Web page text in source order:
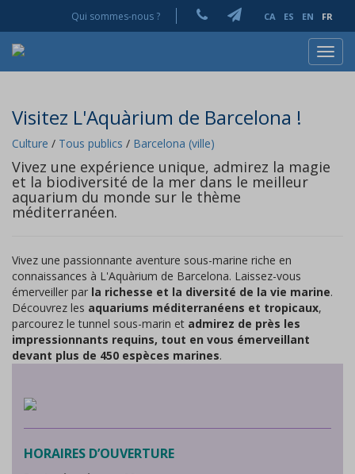
Qui sommes-nous ? CA ES EN FR
Visitez L'Aquàrium de Barcelona !
Culture / Tous publics / Barcelona (ville)
Vivez une expérience unique, admirez la magie
et la biodiversité de la mer dans le meilleur
aquarium du monde sur le thème
méditerranéen.
Vivez une passionnante aventure sous-marine riche en
connaissances à L'Aquàrium de Barcelona. Laissez-vous
émerveiller par la richesse et la diversité de la vie marine.
Découvrez les aquariums méditerranéens et tropicaux,
parcourez le tunnel sous-marin et admirez de près les
impressionnants requins, tout en vous émerveillant
devant plus de 450 espèces marines.
HORAIRES D’OUVERTURE